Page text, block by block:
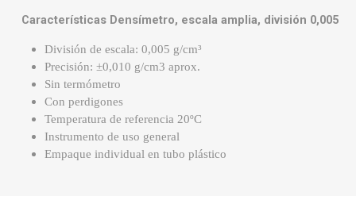
Características Densímetro, escala amplia, división 0,005
División de escala: 0,005 g/cm³
Precisión: ±0,010 g/cm3 aprox.
Sin termómetro
Con perdigones
Temperatura de referencia 20ºC
Instrumento de uso general
Empaque individual en tubo plástico